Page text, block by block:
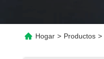
Hogar > Productos >